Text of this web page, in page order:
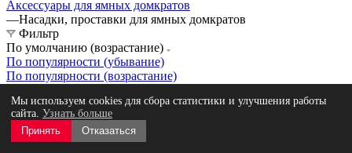
Аксессуары для ямных домкратов
—Насадки, проставки для ямных домкратов
Фильтр
По умолчанию (возрастание)
По популярности (убывание)
По популярности (возрастание)
По алфавиту (возрастание)
По цене (убывание)
По цене (возрастание)
Мы используем cookies для сбора статистики и улучшения работы
сайта. Узнать больше
Принять
Отказаться